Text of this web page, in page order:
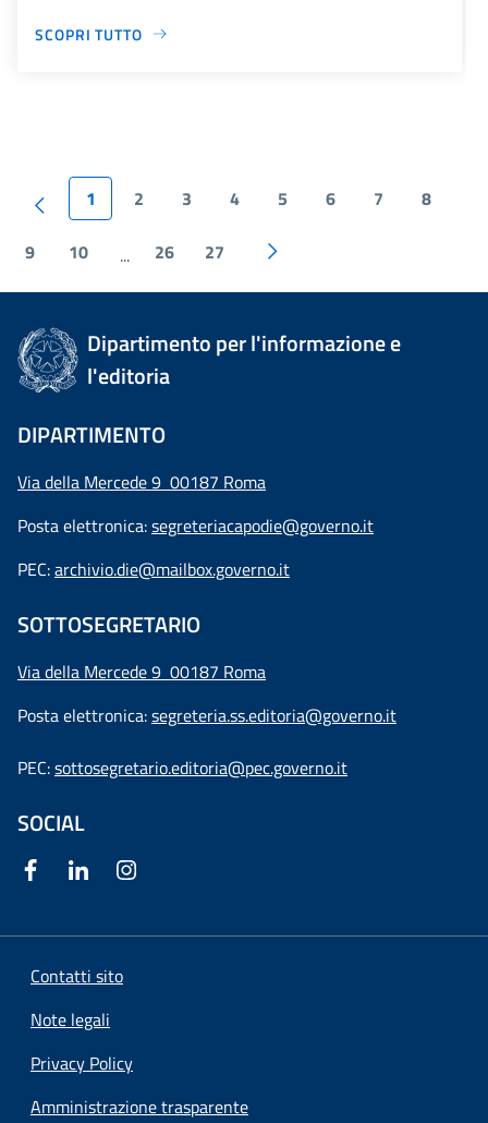
SCOPRI TUTTO
1 2 3 4 5 6 7 8
9 10 ... 26 27
Dipartimento per l'informazione e
l'editoria
DIPARTIMENTO
Via della Mercede 9 00187 Roma
Posta elettronica:segreteriacapodie@governo.it
PEC:archivio.die@mailbox.governo.it
SOTTOSEGRETARIO
Via della Mercede 9 00187 Roma
Posta elettronica:segreteria.ss.editoria@governo.it
PEC:sottosegretario.editoria@pec.governo.it
SOCIAL
Contatti sito
Note legali
Privacy Policy
Amministrazione trasparente